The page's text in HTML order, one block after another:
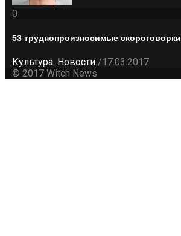
0
53 труднопроизносимые скороговорки
Культура, Новости /17.03.2017
© 2017 Witch News